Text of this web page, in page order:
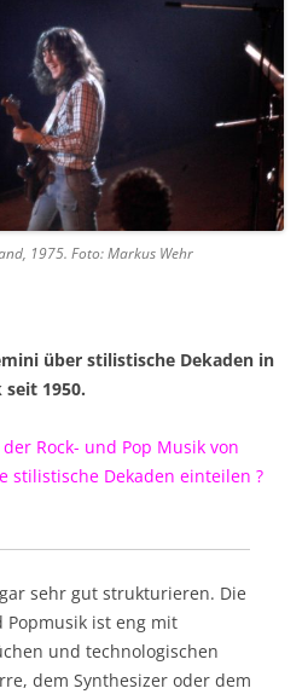
1975. Foto: Markus Wehr
über stilistische Dekaden in
1950.
Rock- und Pop Musik von
stilistische Dekaden einteilen ?
sehr gut strukturieren. Die
Popmusik ist eng mit
und technologischen
dem Synthesizer oder dem